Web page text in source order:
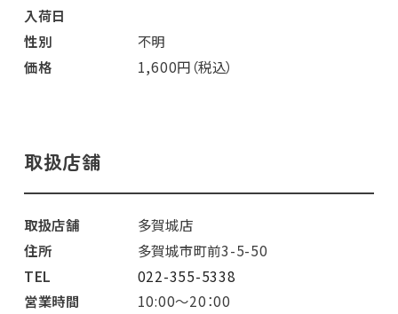
入荷日
性別
不明
価格
1,600円（税込）
取扱店舗
取扱店舗
多賀城店
住所
多賀城市町前3-5-50
TEL
022-355-5338
営業時間
10:00～20：00